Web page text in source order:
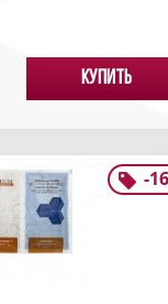
Купить
-16